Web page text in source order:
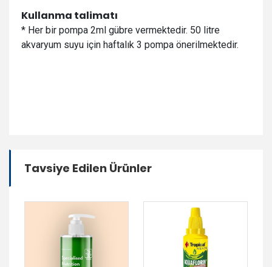
Kullanma talimatı
* Her bir pompa 2ml gübre vermektedir. 50 litre
akvaryum suyu için haftalık 3 pompa önerilmektedir.
Tavsiye Edilen Ürünler